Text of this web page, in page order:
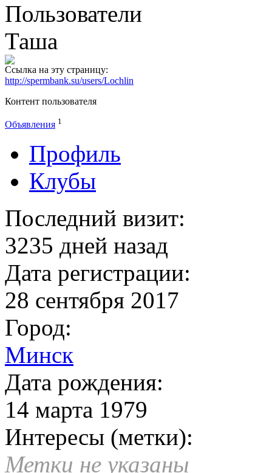
Пользователи
Таша
Ссылка на эту страницу:
http://spermbank.su/users/Lochlin
Контент пользователя
Объявления 1
Профиль
Клубы
Последний визит:
3235 дней назад
Дата регистрации:
28 сентября 2017
Город:
Минск
Дата рождения:
14 марта 1979
Интересы (метки):
Метки не указаны